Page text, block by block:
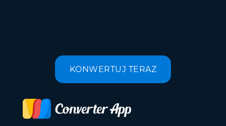
KONWERTUJ TERAZ